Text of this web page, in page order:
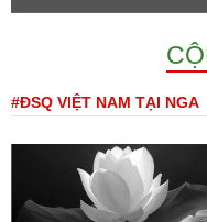
#ĐSQ VIỆT NAM TẠI NGA